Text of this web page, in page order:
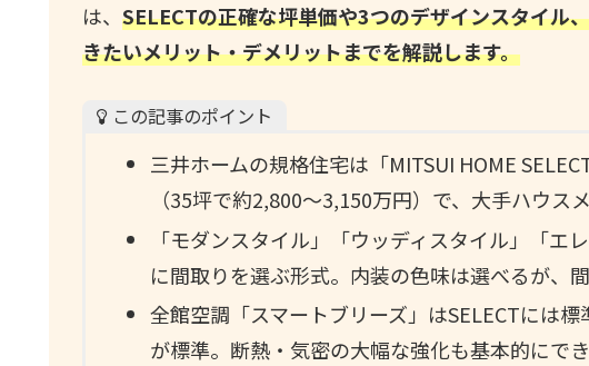
は、 SELECTの正確な坪単価や3つのデザインスタイル
きたいメリット・デメリットまでを解説します。
この記事のポイント
三井ホームの規格住宅は「MITSUI HOME
（35坪で約2,800〜3,150万円）で、大手ハウ
「モダンスタイル」「ウッディスタイル」「エ
に間取りを選ぶ形式。内装の色味は選べるが、
全館空調「スマートブリーズ」はSELECTには
が標準。断熱・気密の大幅な強化も基本的にで